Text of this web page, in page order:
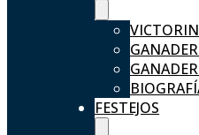
FESTEJOS